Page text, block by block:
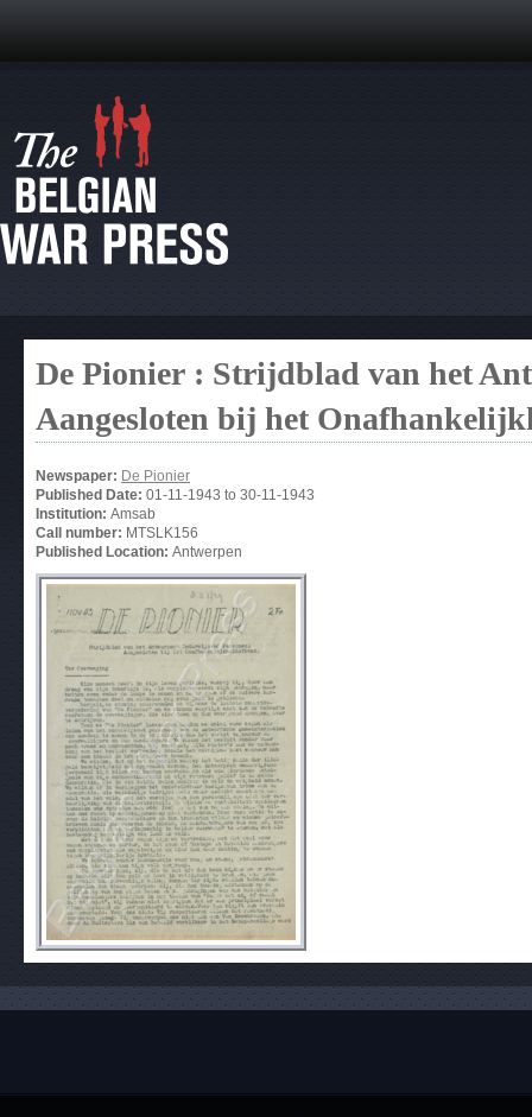
De Pionier : Strijdblad van het
Aangesloten bij het
Newspaper: De Pionier
Published Date: 01-11-1943 to 30-11-1943
Institution: Amsab
Call number: MTSLK156
Published Location: Antwerpen